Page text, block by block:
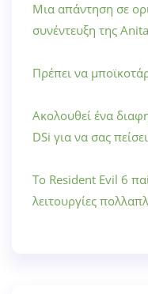
Μια απάντηση σε
συνέντευξη της
Πρέπει να
Ακολουθεί ένα
DSi για να σας
Το Resident Evil 6
λειτουργίες